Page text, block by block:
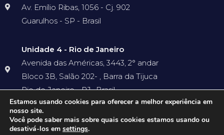
Av. Emílio Ribas, 1056 - Cj. 902
Guarulhos - SP - Brasil
Unidade 4 - Rio de Janeiro
Avenida das Américas, 3443, 2° andar
Bloco 3B, Salão 202- , Barra da Tijuca
Rio de Janeiro - RJ- Brasil
Estamos usando cookies para oferecer a melhor experiência em
nosso site.
Você pode saber mais sobre quais cookies estamos usando ou
desativá-los em settings.